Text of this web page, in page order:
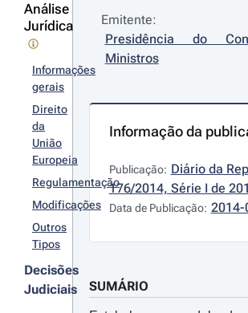
Análise
Jurídica
Informações
gerais
Direito
da
União
Europeia
Regulamentação
Modificações
Outros
Tipos
Decisões
Judiciais
Emitente:
Presidência do
Ministros
Informação da
Publicação: Diário da
176/2014, Série I de
Data de Publicação: 2014-
SUMÁRIO